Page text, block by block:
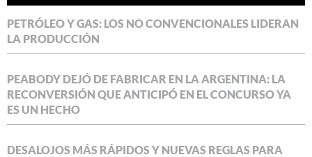
PETRÓLEO Y GAS: LOS NO CONVENCIONALES LIDERAN
LA PRODUCCIÓN
PEABODY DEJÓ DE FABRICAR EN LA ARGENTINA: LA
RECONVERSIÓN QUE ANTICIPÓ EN EL CONCURSO YA
ES UN HECHO
DESALOJOS MÁS RÁPIDOS Y NUEVAS REGLAS PARA